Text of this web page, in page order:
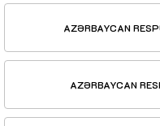
AZƏRBAYCAN
AZƏRBAYCAN